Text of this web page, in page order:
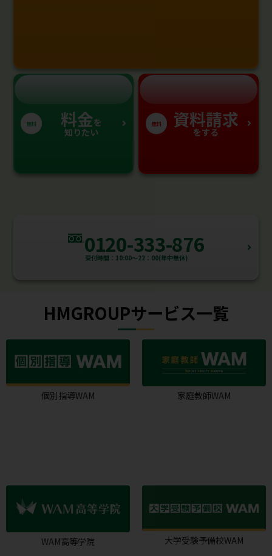
無料 料金を
知りたい
無料 資料請求
をする
0120-333-876
受付時間：10:00～22：00(年中無休)
HMGROUPサービス一覧
個別指導WAM 家庭教師WAM
WAM高等学院 大学受験予備校WAM